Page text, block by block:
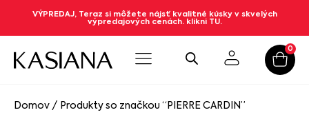
VÝPREDAJ, Teraz si môžete nájsť kvalitné kúsky v skvelých
výpredajových cenách. klikni TU.
0
Domov / Produkty so značkou “PIERRE CARDIN”